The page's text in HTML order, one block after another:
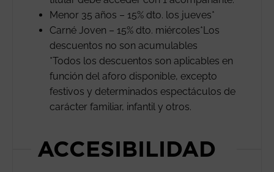
Menor 35 años – 15% dto. los jueves*
Carné Joven – 15% dto. miércoles*Los
descuentos no son acumulables
*Todos los descuentos son aplicables en
función del aforo disponible, excepto
festivos y determinados espectáculos de
carácter familiar, infantil y otros.
ACCESIBILIDAD